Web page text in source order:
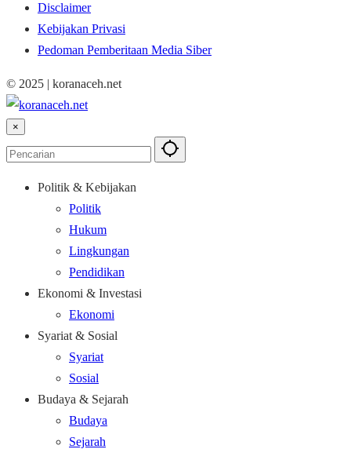
Disclaimer
Kebijakan Privasi
Pedoman Pemberitaan Media Siber
© 2025 | koranaceh.net
×
Politik & Kebijakan
Politik
Hukum
Lingkungan
Pendidikan
Ekonomi & Investasi
Ekonomi
Syariat & Sosial
Syariat
Sosial
Budaya & Sejarah
Budaya
Sejarah